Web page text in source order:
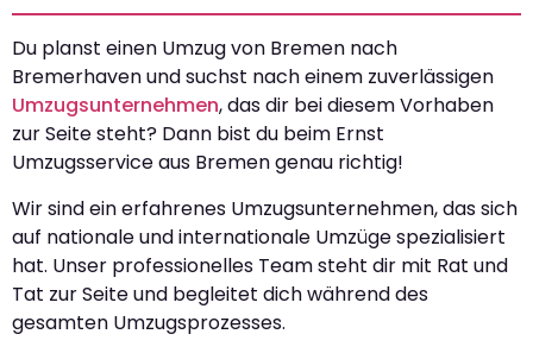
Du planst einen Umzug von Bremen nach
Bremerhaven und suchst nach einem zuverlässigen
Umzugsunternehmen, das dir bei diesem Vorhaben
zur Seite steht? Dann bist du beim Ernst
Umzugsservice aus Bremen genau richtig!
Wir sind ein erfahrenes Umzugsunternehmen, das sich
auf nationale und internationale Umzüge spezialisiert
hat. Unser professionelles Team steht dir mit Rat und
Tat zur Seite und begleitet dich während des
gesamten Umzugsprozesses.